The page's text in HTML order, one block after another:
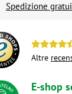
Spedizione
Altre
E-shop